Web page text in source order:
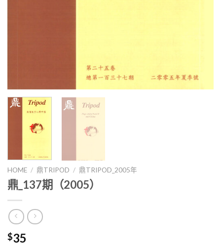
HOME / 鼎TRIPOD / 鼎TRIPOD_2005年
鼎_137期（2005）
$35